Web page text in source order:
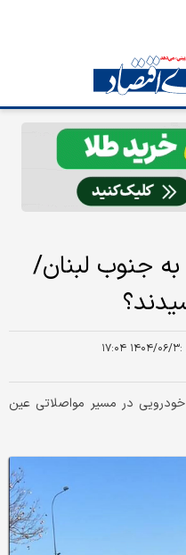
جنوب لبنان/
:۱۴۰۴/۰۶/۳ ۱۷:۰۴
در مسیر مواصلاتی عین